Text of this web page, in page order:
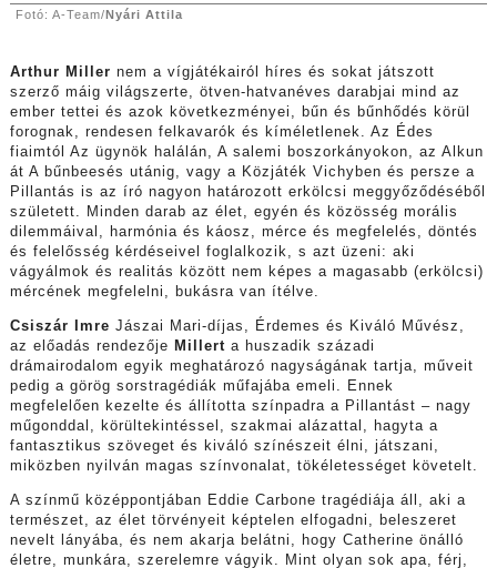
Fotó: A-Team/ Nyári Attila
Arthur Miller nem a vígjátékairól híres és sokat játszott
szerző máig világszerte, ötven-hatvanéves darabjai mind az
ember tettei és azok következményei, bűn és bűnhődés körül
forognak, rendesen felkavarók és kíméletlenek. Az Édes
fiaimtól Az ügynök halálán, A salemi boszorkányokon, az Alkun
át A bűnbeesés utánig, vagy a Közjáték Vichyben és persze a
Pillantás is az író nagyon határozott erkölcsi meggyőződéséből
született. Minden darab az élet, egyén és közösség morális
dilemmáival, harmónia és káosz, mérce és megfelelés, döntés
és felelősség kérdéseivel foglalkozik, s azt üzeni: aki
vágyálmok és realitás között nem képes a magasabb (erkölcsi)
mércének megfelelni, bukásra van ítélve.
Csiszár Imre Jászai Mari-díjas, Érdemes és Kiváló Művész,
az előadás rendezője Millerta huszadik századi
drámairodalom egyik meghatározó nagyságának tartja, műveit
pedig a görög sorstragédiák műfajába emeli. Ennek
megfelelően kezelte és állította színpadra a Pillantást – nagy
műgonddal, körültekintéssel, szakmai alázattal, hagyta a
fantasztikus szöveget és kiváló színészeit élni, játszani,
miközben nyilván magas színvonalat, tökéletességet követelt.
A színmű középpontjában Eddie Carbone tragédiája áll, aki a
természet, az élet törvényeit képtelen elfogadni, beleszeret
nevelt lányába, és nem akarja belátni, hogy Catherine önálló
életre, munkára, szerelemre vágyik. Mint olyan sok apa, férj,